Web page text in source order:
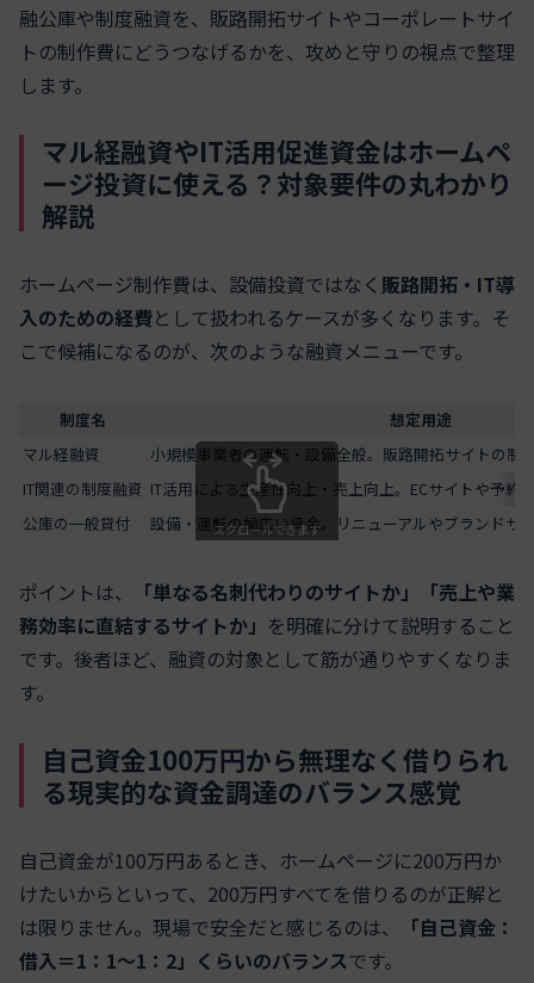
融公庫や制度融資を、販路開拓サイトやコーポレートサイ
トの制作費にどうつなげるかを、攻めと守りの視点で整理
します。
マル経融資やIT活用促進資金はホームペ
ージ投資に使える？対象要件の丸わかり
解説
ホームページ制作費は、設備投資ではなく 販路開拓・IT導
入のための経費として扱われるケースが多くなります。そ
こで候補になるのが、次のような融資メニューです。
制度名
想定用途
マル経融資
小規模事業者の運転・設備全般。販路開拓サイトの制
IT関連の制度融資 IT活用による生産性向上・売上向上。ECサイトや予約
公庫の一般貸付
設備・運転の幅広い資金。リニューアルやブランドサ
スクロールできます
ポイントは、
「単なる名刺代わりのサイトか」「売上や業
務効率に直結するサイトか」 を明確に分けて説明すること
です。後者ほど、融資の対象として筋が通りやすくなりま
す。
自己資金100万円から無理なく借りられ
る現実的な資金調達のバランス感覚
自己資金が100万円あるとき、ホームページに200万円か
けたいからといって、200万円すべてを借りるのが正解と
は限りません。現場で安全だと感じるのは、
「自己資金：
借入＝1：1〜1：2」くらいのバランスです。